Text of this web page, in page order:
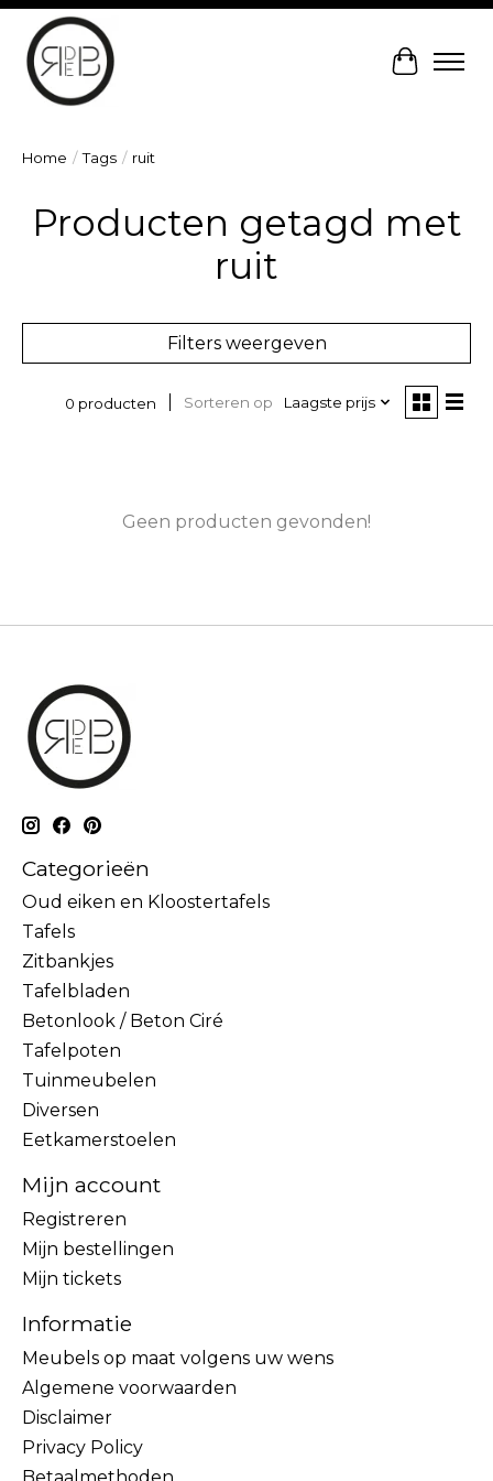
Home / Tags / ruit
Producten getagd met
ruit
Filters weergeven
0 producten Sorteren op Laagste prijs
Geen producten gevonden!
Categorieën
Oud eiken en Kloostertafels
Tafels
Zitbankjes
Tafelbladen
Betonlook / Beton Ciré
Tafelpoten
Tuinmeubelen
Diversen
Eetkamerstoelen
Mijn account
Registreren
Mijn bestellingen
Mijn tickets
Informatie
Meubels op maat volgens uw wens
Algemene voorwaarden
Disclaimer
Privacy Policy
Betaalmethoden